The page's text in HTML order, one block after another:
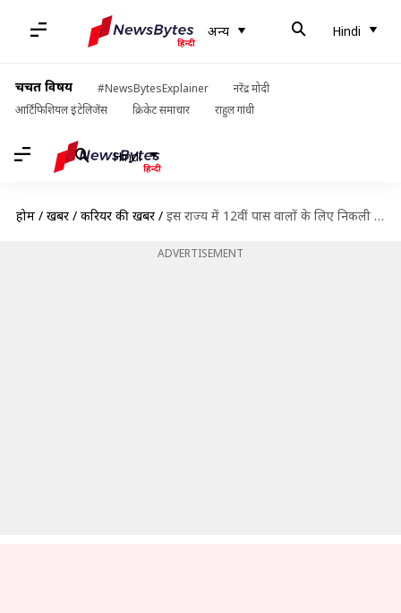
अन्य Hindi
चर्चित विषय #NewsBytesExplainer
नरेंद्र मोदी
आर्टिफिशियल इंटेलिजेंस
क्रिकेट समाचार राहुल गांधी
Hindi
होम / खबरें / करियर की खबरें / इस राज्य में 12वीं पास वालों के लिए निकली बंपर भर्ती, जल्द करें आवेदन
ADVERTISEMENT